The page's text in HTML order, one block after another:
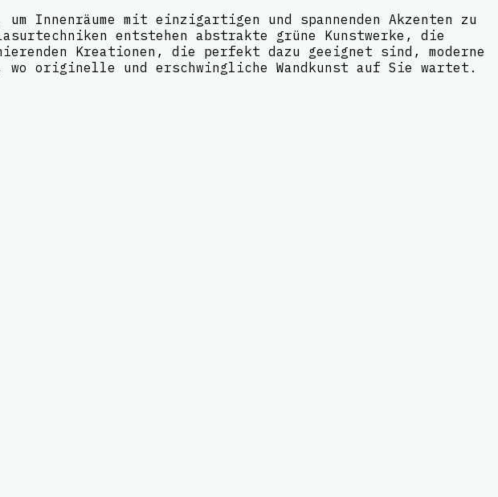
Innenräume mit einzigartigen und spannenden Akzenten zu
entstehen abstrakte grüne Kunstwerke, die
Kreationen, die perfekt dazu geeignet sind, moderne
wo originelle und erschwingliche Wandkunst auf Sie wartet.